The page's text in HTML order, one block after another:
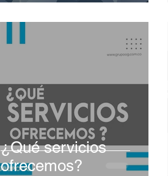
¿Qué servicios
ofrecemos?